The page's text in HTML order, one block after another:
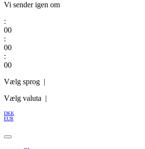
Vi sender igen om
:
00
:
00
:
00
Vælg sprog |
Vælg valuta |
DKK
EUR